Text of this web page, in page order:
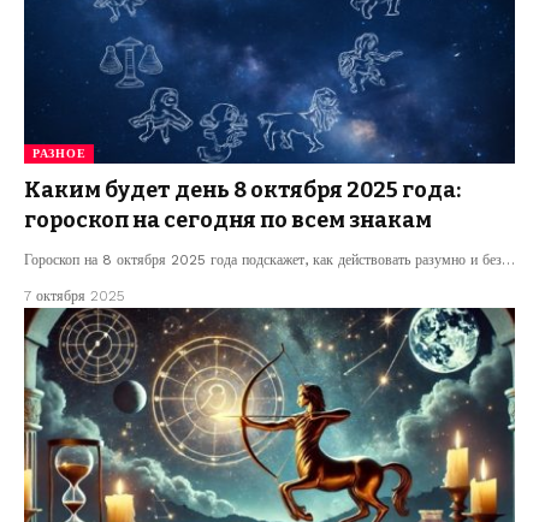
РАЗНОЕ
Каким будет день 8 октября 2025 года:
гороскоп на сегодня по всем знакам
Гороскоп на 8 октября 2025 года подскажет, как действовать разумно и без…
7 октября 2025